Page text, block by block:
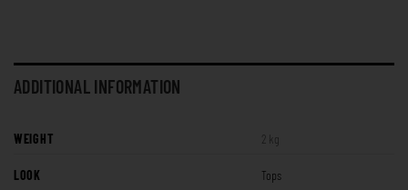
ADDITIONAL INFORMATION
WEIGHT 2 kg
LOOK Tops